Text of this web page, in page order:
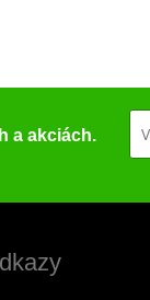
a akciách.